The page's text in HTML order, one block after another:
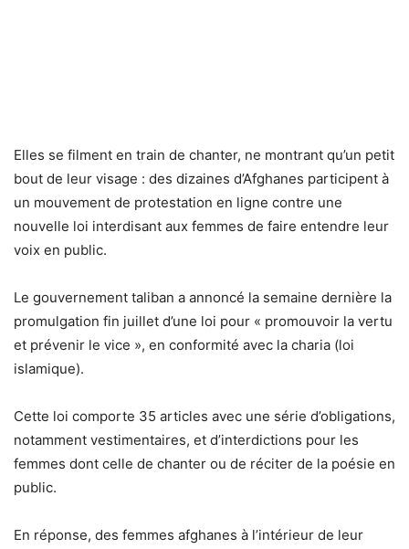
Elles se filment en train de chanter, ne montrant qu’un petit
bout de leur visage : des dizaines d’Afghanes participent à
un mouvement de protestation en ligne contre une
nouvelle loi interdisant aux femmes de faire entendre leur
voix en public.
Le gouvernement taliban a annoncé la semaine dernière la
promulgation fin juillet d’une loi pour « promouvoir la vertu
et prévenir le vice », en conformité avec la charia (loi
islamique).
Cette loi comporte 35 articles avec une série d’obligations,
notamment vestimentaires, et d’interdictions pour les
femmes dont celle de chanter ou de réciter de la poésie en
public.
En réponse, des femmes afghanes à l’intérieur de leur